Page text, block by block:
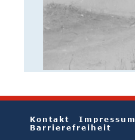
Kontakt Impressum
Barrierefreiheit